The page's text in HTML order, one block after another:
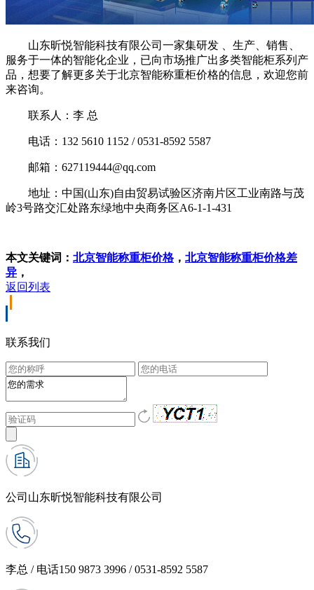
山东昕悦智能科技有限公司一家集研发 、生产、销售、
服务于一体的智能化企业，已向市场推广出多类智能柜系列产
品，想要了解更多关于北京智能称重柜价格的信息，欢迎您前
来咨询。
联系人：李 总
电话：132 5610 1152 / 0531-8592 5587
邮箱：627119444@qq.com
地址：中国(山东)自由贸易试验区济南片区工业南路与茂
岭3号路交汇处路东绿地中央商务区A6-1-1-431
本文关键词： 北京智能称重柜价格， 北京智能称重柜价格差
异 ，
返回列表
联系我们
公司 山东昕悦智能科技有限公司
李总 / 电话150 9873 3996 / 0531-8592 5587